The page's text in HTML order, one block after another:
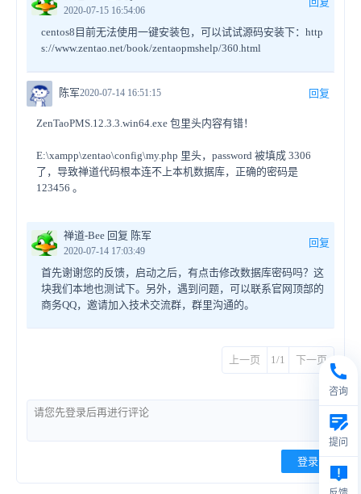
2020-07-15 16:54:06
centos8目前无法使用一键安装包，可以试试源码安装下：http
s://www.zentao.net/book/zentaopmshelp/360.html
陈军2020-07-14 16:51:15 回复
ZenTaoPMS.12.3.3.win64.exe 包里头内容有错！
E:\xampp\zentao\config\my.php 里头，password 被填成 3306
了，导致禅道代码根本连不上本机数据库，正确的密码是
123456 。
禅道-Bee 回复 陈军
2020-07-14 17:03:49
回复
首先谢谢您的反馈，启动之后，有点击修改数据库密码吗？这
块我们本地也测试下。另外，遇到问题，可以联系官网顶部的
商务QQ，邀请加入技术交流群，群里沟通的。
上一页 1/1 下一页
登录
咨询
提问